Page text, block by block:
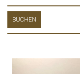
BUCHEN